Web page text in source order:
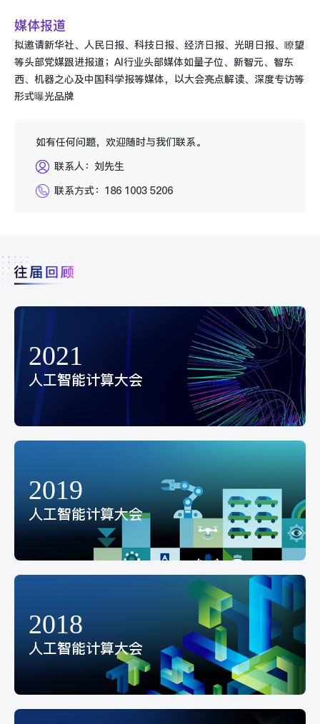
媒体报道
拟邀请新华社、人民日报、科技日报、经济日报、光明日报、瞭望
等头部党媒跟进报道；AI行业头部媒体如量子位、新智元、智东
西、机器之心及中国科学报等媒体，以大会亮点解读、深度专访等
形式曝光品牌
如有任何问题，欢迎随时与我们联系。
联系人：刘先生
联系方式：186 1003 5206
2021
人工智能计算大会
2019
人工智能计算大会
2018
人工智能计算大会